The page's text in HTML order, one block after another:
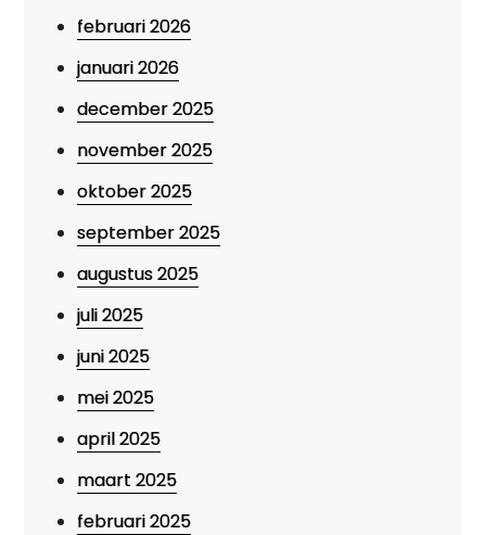
februari 2026
januari 2026
december 2025
november 2025
oktober 2025
september 2025
augustus 2025
juli 2025
juni 2025
mei 2025
april 2025
maart 2025
februari 2025